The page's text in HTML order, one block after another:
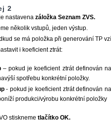
2
nastavena záložka Seznam ZVS.
několik vstupů, jeden výstup.
se má položka při generování TP
i koeficient ztrát:
– pokud je koeficient ztrát definován
spotřebu konkrétní položky.
- pokud je koeficient ztrát definován
produkci/výrobu konkrétní položky
stiskneme tlačítko OK.